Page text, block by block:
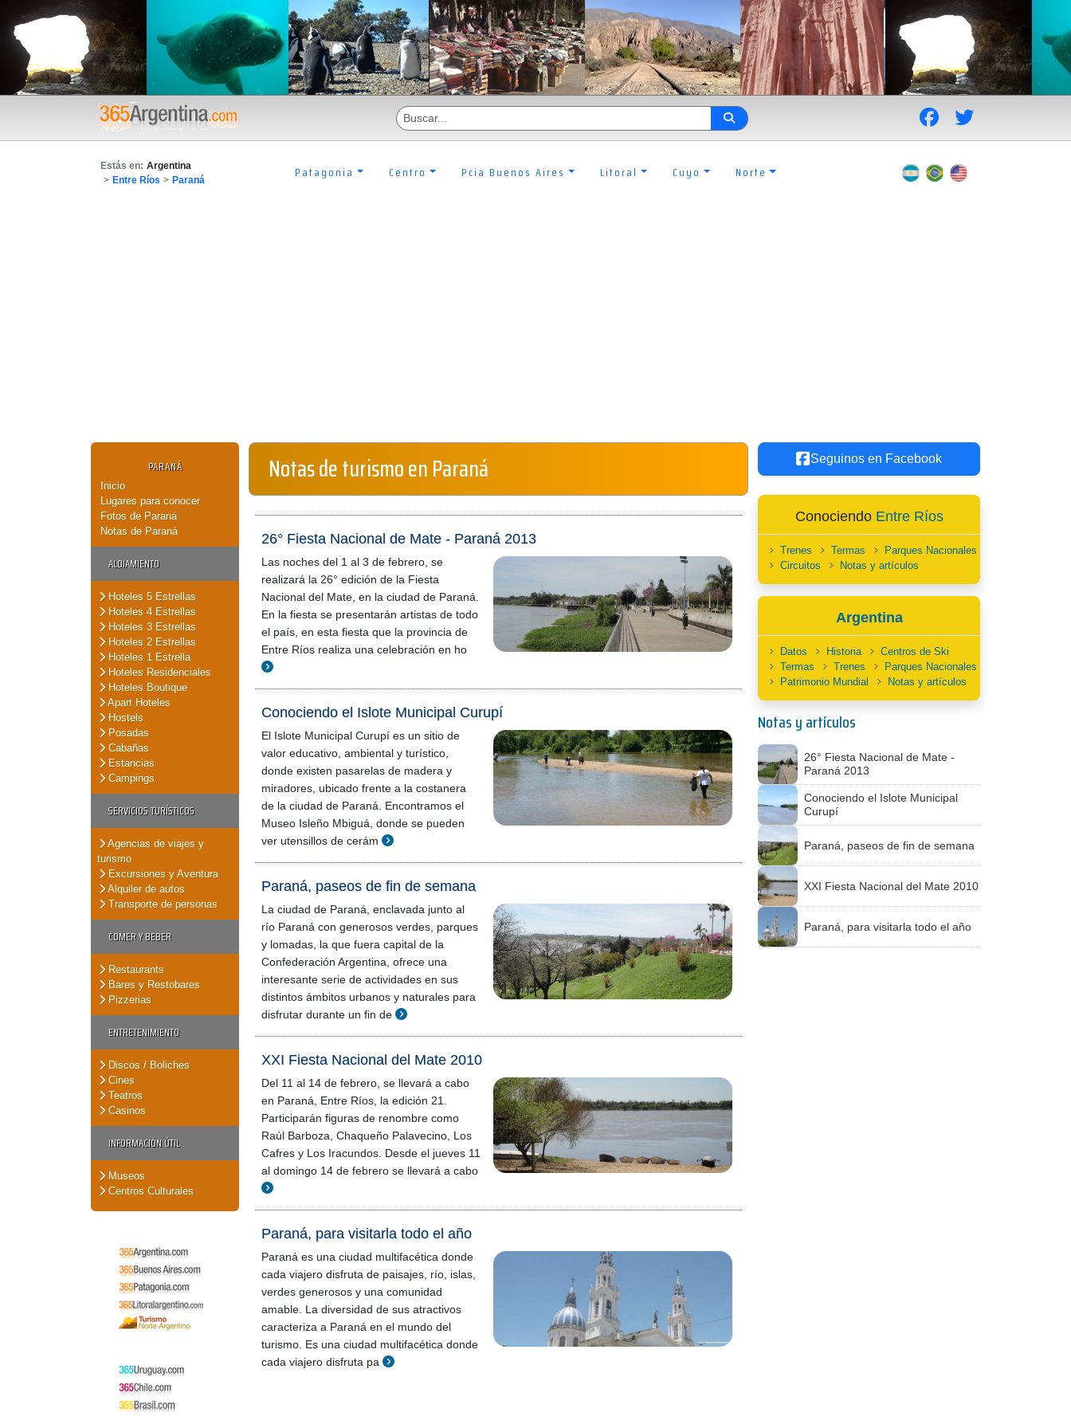
Estás en: Argentina
> Entre Ríos > Paraná Patagonia Centro Pcia Buenos Aires Litoral Cuyo Norte
PARANÁ
Inicio
Lugares para conocer
Fotos de Paraná
Notas de Paraná
ALOJAMIENTO
Hoteles 5 Estrellas
Hoteles 4 Estrellas
Hoteles 3 Estrellas
Hoteles 2 Estrellas
Hoteles 1 Estrella
Hoteles Residenciales
Hoteles Boutique
Apart Hoteles
Hostels
Posadas
Cabañas
Estancias
Campings
SERVICIOS TURÍSTICOS
Agencias de viajes y
turismo
Excursiones y Aventura
Alquiler de autos
Transporte de personas
COMER Y BEBER
Restaurants
Bares y Restobares
Pizzerias
ENTRETENIMIENTO
Discos / Boliches
Cines
Teatros
Casinos
INFORMACIÓN ÚTIL
Museos
Centros Culturales
Notas de turismo en Paraná
26° Fiesta Nacional de Mate - Paraná 2013
Las noches del 1 al 3 de febrero, se
realizará la 26° edición de la Fiesta
Nacional del Mate, en la ciudad de Paraná.
En la fiesta se presentarán artistas de todo
el país, en esta fiesta que la provincia de
Entre Ríos realiza una celebración en ho
Conociendo el Islote Municipal Curupí
El Islote Municipal Curupí es un sitio de
valor educativo, ambiental y turístico,
donde existen pasarelas de madera y
miradores, ubicado frente a la costanera
de la ciudad de Paraná. Encontramos el
Museo Isleño Mbiguá, donde se pueden
ver utensillos de cerám
Paraná, paseos de fin de semana
La ciudad de Paraná, enclavada junto al
río Paraná con generosos verdes, parques
y lomadas, la que fuera capital de la
Confederación Argentina, ofrece una
interesante serie de actividades en sus
distintos ámbitos urbanos y naturales para
disfrutar durante un fin de
XXI Fiesta Nacional del Mate 2010
Del 11 al 14 de febrero, se llevará a cabo
en Paraná, Entre Ríos, la edición 21.
Participarán figuras de renombre como
Raúl Barboza, Chaqueño Palavecino, Los
Cafres y Los Iracundos. Desde el jueves 11
al domingo 14 de febrero se llevará a cabo
Paraná, para visitarla todo el año
Paraná es una ciudad multifacética donde
cada viajero disfruta de paisajes, río, islas,
verdes generosos y una comunidad
amable. La diversidad de sus atractivos
caracteriza a Paraná en el mundo del
turismo. Es una ciudad multifacética donde
cada viajero disfruta pa
Seguinos en Facebook
Conociendo Entre Ríos
Trenes Termas
Parques Nacionales
Circuitos
Notas y artículos
Argentina
Datos Historia
Centros de Ski
Termas
Trenes
Parques Nacionales
Patrimonio Mundial
Notas y artículos
Notas y artículos
26° Fiesta Nacional de Mate -
Paraná 2013
Conociendo el Islote Municipal
Curupí
Paraná, paseos de fin de semana
XXI Fiesta Nacional del Mate 2010
Paraná, para visitarla todo el año